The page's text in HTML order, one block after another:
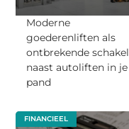
Moderne
goederenliften als
ontbrekende schakel
naast autoliften in je
pand
FINANCIEEL